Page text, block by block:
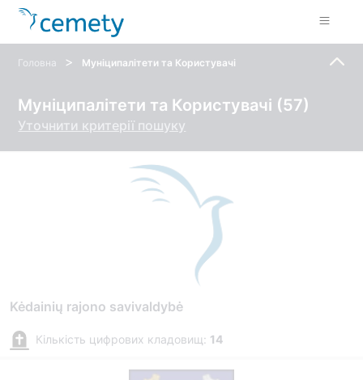
Головна > Муніципалітети та Користувачі
Муніципалітети та Користувачі (57)
Уточнити критерії пошуку
Kėdainių rajono savivaldybė
Кількість цифрових кладовищ: 14